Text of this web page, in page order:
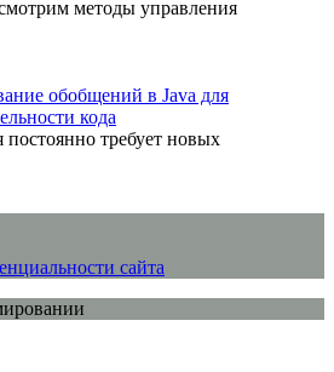
методы управления
обобщений в Java для
кода
требует новых
сайта